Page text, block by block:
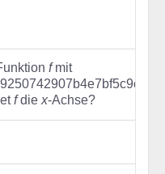
fmit
fdie x-Achse?